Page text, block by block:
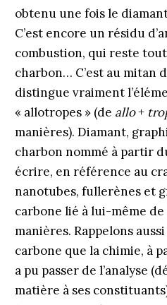
obtenu une fois le
C’est encore un résidu
combustion, qui reste
charbon… C’est au mitan
distingue vraiment
« allotropes » (de allo+
manières). Diamant,
charbon nommé à partir
écrire, en référence au
nanotubes, fullerènes et
carbone lié à lui-même
manières. Rappelons
carbone que la chimie, à
a pu passer de l’analyse
matière à ses